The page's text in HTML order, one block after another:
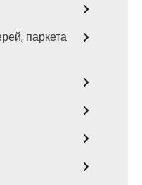
паркета